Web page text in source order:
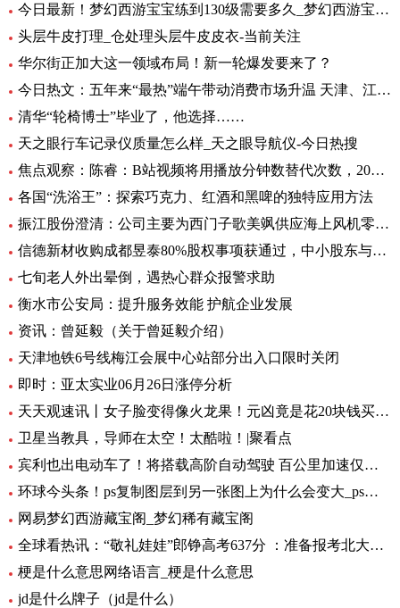
今日最新！梦幻西游宝宝练到130级需要多久_梦幻西游宝宝练级地点
头层牛皮打理_仓处理头层牛皮皮衣-当前关注
华尔街正加大这一领域布局！新一轮爆发要来了？
今日热文：五年来“最热”端午带动消费市场升温 天津、江苏、重庆等5省销售额超过2019年
清华“轮椅博士”毕业了，他选择……
天之眼行车记录仪质量怎么样_天之眼导航仪-今日热搜
焦点观察：陈睿：B站视频将用播放分钟数替代次数，2022 年 UP 主总收入同比增加 28%
各国“洗浴王”：探索巧克力、红酒和黑啤的独特应用方法
振江股份澄清：公司主要为西门子歌美飒供应海上风机零部件-环球精选
信德新材收购成都昱泰80%股权事项获通过，中小股东与大股东存分歧
七旬老人外出晕倒，遇热心群众报警求助
衡水市公安局：提升服务效能 护航企业发展
资讯：曾延毅（关于曾延毅介绍）
天津地铁6号线梅江会展中心站部分出入口限时关闭
即时：亚太实业06月26日涨停分析
天天观速讯丨女子脸变得像火龙果！元凶竟是花20块钱买的……
卫星当教具，导师在太空！太酷啦！|聚看点
宾利也出电动车了！将搭载高阶自动驾驶 百公里加速仅需1.5秒 全球要闻
环球今头条！ps复制图层到另一张图上为什么会变大_ps复制图层到另一张图
网易梦幻西游藏宝阁_梦幻稀有藏宝阁
全球看热讯：“敬礼娃娃”郎铮高考637分 ：准备报考北大，未来做公务员为人民服务
梗是什么意思网络语言_梗是什么意思
jd是什么牌子（jd是什么）